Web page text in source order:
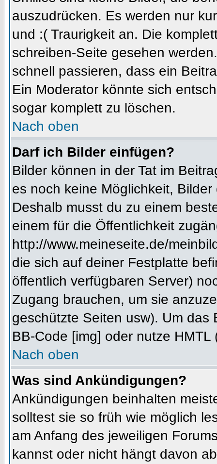
auszudrücken. Es werden nur
und :( Traurigkeit an. Die
schreiben-Seite gesehen
schnell passieren, dass ein
Ein Moderator könnte sich
sogar komplett zu löschen.
Nach oben
Darf ich Bilder einfügen?
Bilder können in der Tat im
es noch keine Möglichkeit,
Deshalb musst du zu einem
einem für die Öffentlichkeit
http://www.meineseite.de/
die sich auf deiner Festplatte
öffentlich verfügbaren Server)
Zugang brauchen, um sie
geschützte Seiten usw). Um
BB-Code [img] oder nutze HMTL
Nach oben
Was sind Ankündigungen?
Ankündigungen beinhalten
solltest sie so früh wie möglich
am Anfang des jeweiligen
kannst oder nicht hängt davon